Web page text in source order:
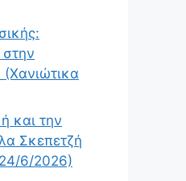
(Χανιώτικα
και την
Σκεπετζή
6/2026)